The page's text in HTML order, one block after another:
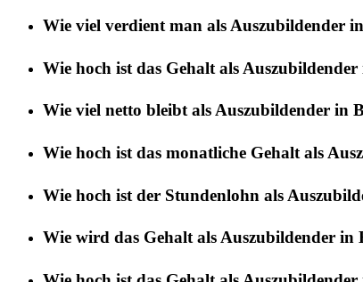
Wie viel verdient man als Auszubildender
Wie hoch ist das Gehalt als
Wie viel netto bleibt als Auszubildender in
Wie hoch ist das monatliche Gehalt als
Wie hoch ist der Stundenlohn als
Wie wird das Gehalt als Auszubildender